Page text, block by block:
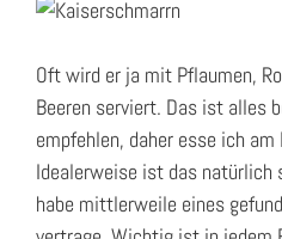
Oft wird er ja mit Pflaumen,
Beeren serviert. Das ist alles
empfehlen, daher esse ich
Idealerweise ist das natürlich
habe mittlerweile eines